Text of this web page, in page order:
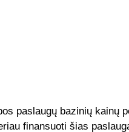
paslaugų bazinių kainų
finansuoti šias